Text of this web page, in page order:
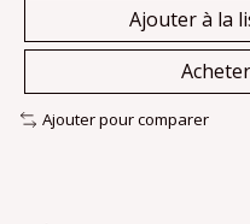
Ajouter à la
Ajouter pour comparer